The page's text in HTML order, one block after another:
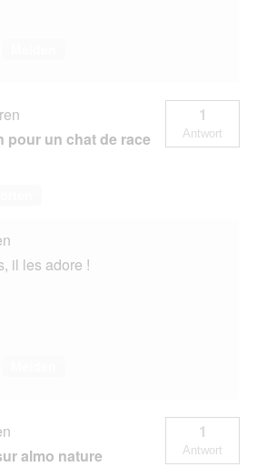
pour un chat de race
1
Antwort
il les adore !
almo nature
1
Antwort